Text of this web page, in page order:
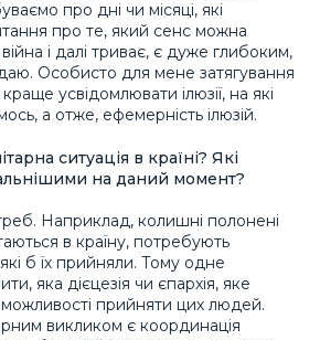
про дні чи місяці, які
про те, який сенс можна
і далі триває, є дуже глибоким,
Особисто для мене затягування
усвідомлювати ілюзії, на які
а отже, ефемерність ілюзій.
ситуація в країні? Які
на даний момент?
Наприклад, колишні полонені
в країну, потребують
б їх прийняли. Тому одне
яка дієцезія чи єпархія, яке
прийняти цих людей.
викликом є координація